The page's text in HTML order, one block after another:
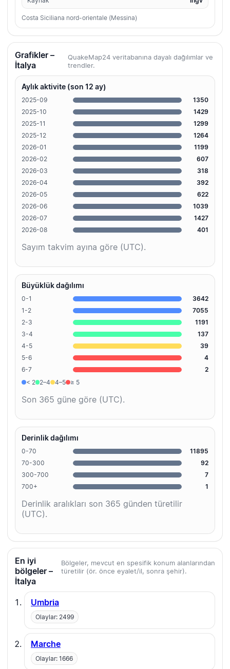
Costa Siciliana nord-orientale (Messina)
Grafikler –
İtalya
QuakeMap24 veritabanına dayalı dağılımlar ve
trendler.
Aylık aktivite (son 12 ay)
2025-09
1350
2025-10
1429
2025-11
1299
2025-12
1264
2026-01
1199
2026-02
607
2026-03
318
2026-04
392
2026-05
622
2026-06
1039
2026-07
1427
2026-08
401
Sayım takvim ayına göre (UTC).
Büyüklük dağılımı
0-1
3642
1-2
7055
2-3
1191
3-4
137
4-5
39
5-6
4
6-7
2
< 2
2–4 4–5 ≥ 5
Son 365 güne göre (UTC).
Derinlik dağılımı
0-70
11895
70-300
92
300-700
7
700+
1
Derinlik aralıkları son 365 günden türetilir
(UTC).
En iyi
bölgeler –
İtalya
Bölgeler, mevcut en spesifik konum alanlarından
türetilir (ör. önce eyalet/il, sonra şehir).
Umbria
Olaylar: 2499
Marche
Olaylar: 1666